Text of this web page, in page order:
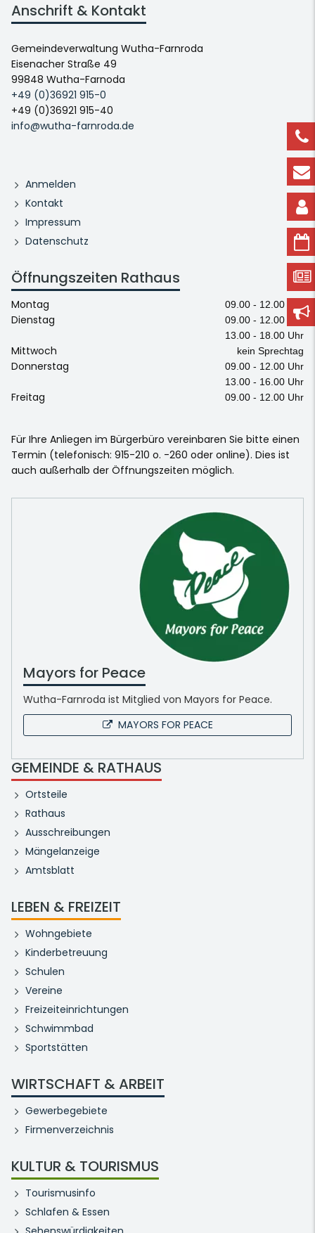
Anschrift & Kontakt
Gemeindeverwaltung Wutha-Farnroda
Eisenacher Straße 49
99848 Wutha-Farnoda
+49 (0)36921 915-0
+49 (0)36921 915-40
info@wutha-farnroda.de
Anmelden
Kontakt
Impressum
Datenschutz
Öffnungszeiten Rathaus
Montag 09.00 - 12.00 Uhr
Dienstag
09.00 - 12.00 Uhr
13.00 - 18.00 Uhr
Mittwoch kein Sprechtag
Donnerstag
09.00 - 12.00 Uhr
13.00 - 16.00 Uhr
Freitag 09.00 - 12.00 Uhr
Für Ihre Anliegen im Bürgerbüro vereinbaren Sie bitte einen
Termin (telefonisch: 915-210 o. -260 oder online). Dies ist
auch außerhalb der Öffnungszeiten möglich.
Mayors for Peace
Wutha-Farnroda ist Mitglied von Mayors for Peace.
MAYORS FOR PEACE
GEMEINDE & RATHAUS
Ortsteile
Rathaus
Ausschreibungen
Mängelanzeige
Amtsblatt
LEBEN & FREIZEIT
Wohngebiete
Kinderbetreuung
Schulen
Vereine
Freizeiteinrichtungen
Schwimmbad
Sportstätten
WIRTSCHAFT & ARBEIT
Gewerbegebiete
Firmenverzeichnis
KULTUR & TOURISMUS
Tourismusinfo
Schlafen & Essen